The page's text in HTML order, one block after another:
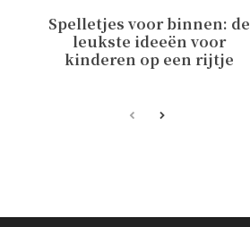
Spelletjes voor binnen: de
leukste ideeën voor
kinderen op een rijtje